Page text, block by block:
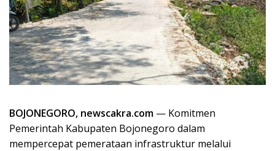
BOJONEGORO, newscakra.com — Komitmen
Pemerintah Kabupaten Bojonegoro dalam
mempercepat pemerataan infrastruktur melalui